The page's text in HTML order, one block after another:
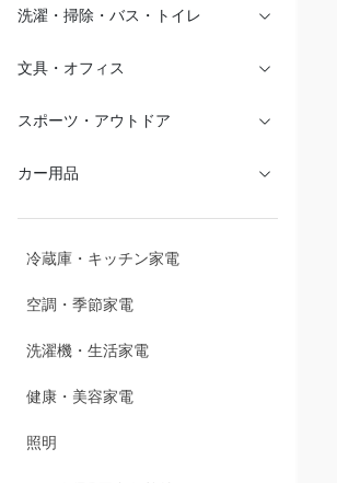
文具・オフィス
スポーツ・アウトドア
カー用品
冷蔵庫・キッチン家電
空調・季節家電
洗濯機・生活家電